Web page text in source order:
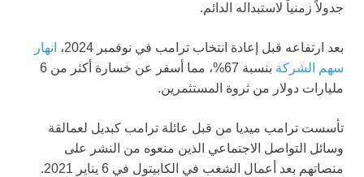
جدولاً زمنياً لاستبداله الدائم.
بعد ارتفاعه قبل إعادة انتخاب ترامب في نوفمبر 2024،
انهار
سهم الشركة
بنسبة 67%، مما أسفر عن خسارة أكثر من 6
مليارات دولار من ثروة المستثمرين.
تأسست ترامب ميديا من قبل عائلة ترامب كبديل لعمالقة
وسائل التواصل الاجتماعي الذين منعوه من النشر على
منصاتهم بعد أعمال الشغب في الكابيتول في 6 يناير 2021.